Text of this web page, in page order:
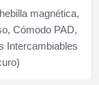
magnética,
Cómodo PAD,
Intercambiables